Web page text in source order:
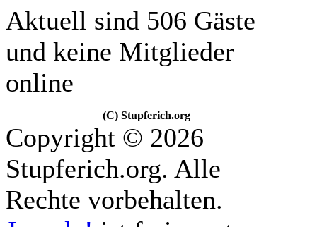
Aktuell sind 506 Gäste
und keine Mitglieder
online
(C) Stupferich.org
Copyright © 2026
Stupferich.org. Alle
Rechte vorbehalten.